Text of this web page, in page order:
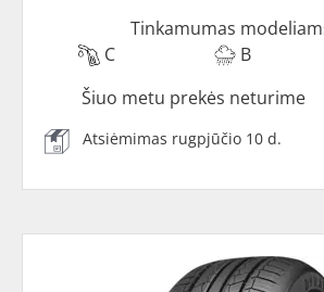
Tinkamumas
C
B
Šiuo metu prekės neturime
Atsiėmimas rugpjūčio 10 d.